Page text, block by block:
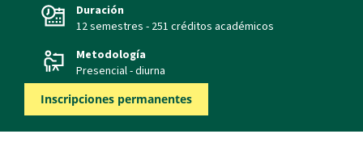
Duración
12 semestres - 251 créditos académicos
Metodología
Presencial - diurna
Inscripciones permanentes